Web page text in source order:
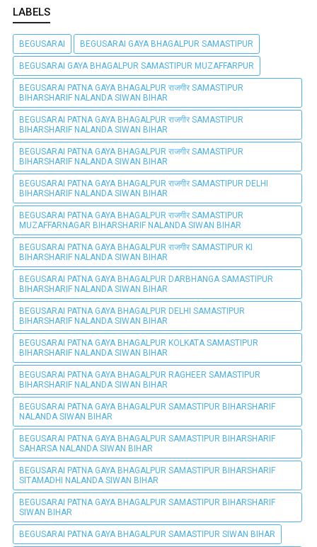
LABELS
BEGUSARAI BEGUSARAI GAYA BHAGALPUR SAMASTIPUR
BEGUSARAI GAYA BHAGALPUR SAMASTIPUR MUZAFFARPUR
BEGUSARAI PATNA GAYA BHAGALPUR राजगीर SAMASTIPUR
BIHARSHARIF NALANDA SIWAN BIHAR
BEGUSARAI PATNA GAYA BHAGALPUR राजगीर SAMASTIPUR
BIHARSHARIF NALANDA SIWAN BIHAR
BEGUSARAI PATNA GAYA BHAGALPUR राजगीर SAMASTIPUR
BIHARSHARIF NALANDA SIWAN BIHAR
BEGUSARAI PATNA GAYA BHAGALPUR राजगीर SAMASTIPUR DELHI
BIHARSHARIF NALANDA SIWAN BIHAR
BEGUSARAI PATNA GAYA BHAGALPUR राजगीर SAMASTIPUR
MUZAFFARNAGAR BIHARSHARIF NALANDA SIWAN BIHAR
BEGUSARAI PATNA GAYA BHAGALPUR राजगीर SAMASTIPUR KI
BIHARSHARIF NALANDA SIWAN BIHAR
BEGUSARAI PATNA GAYA BHAGALPUR DARBHANGA SAMASTIPUR
BIHARSHARIF NALANDA SIWAN BIHAR
BEGUSARAI PATNA GAYA BHAGALPUR DELHI SAMASTIPUR
BIHARSHARIF NALANDA SIWAN BIHAR
BEGUSARAI PATNA GAYA BHAGALPUR KOLKATA SAMASTIPUR
BIHARSHARIF NALANDA SIWAN BIHAR
BEGUSARAI PATNA GAYA BHAGALPUR RAGHEER SAMASTIPUR
BIHARSHARIF NALANDA SIWAN BIHAR
BEGUSARAI PATNA GAYA BHAGALPUR SAMASTIPUR BIHARSHARIF
NALANDA SIWAN BIHAR
BEGUSARAI PATNA GAYA BHAGALPUR SAMASTIPUR BIHARSHARIF
SAHARSA NALANDA SIWAN BIHAR
BEGUSARAI PATNA GAYA BHAGALPUR SAMASTIPUR BIHARSHARIF
SITAMADHI NALANDA SIWAN BIHAR
BEGUSARAI PATNA GAYA BHAGALPUR SAMASTIPUR BIHARSHARIF
SIWAN BIHAR
BEGUSARAI PATNA GAYA BHAGALPUR SAMASTIPUR SIWAN BIHAR